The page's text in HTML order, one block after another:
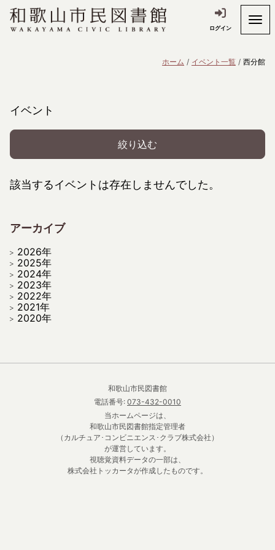
ログイン
ホーム イベント一覧 西分館
イベント
絞り込む
該当するイベントは存在しませんでした。
アーカイブ
2026年
2025年
2024年
2023年
2022年
2021年
2020年
和歌山市民図書館
電話番号: 073-432-0010
当ホームページは、
和歌山市民図書館指定管理者
（カルチュア･コンビニエンス･クラブ株式会社）
が運営しています。
視聴覚資料データの一部は、
株式会社トッカータが作成したものです。